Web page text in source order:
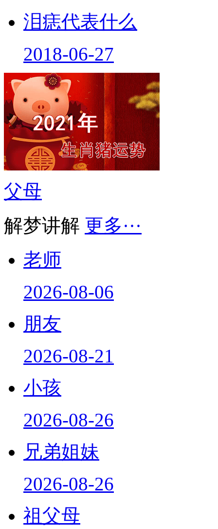
泪痣代表什么
2018-06-27
父母
解梦讲解 更多···
老师
2026-08-06
朋友
2026-08-21
小孩
2026-08-26
兄弟姐妹
2026-08-26
祖父母